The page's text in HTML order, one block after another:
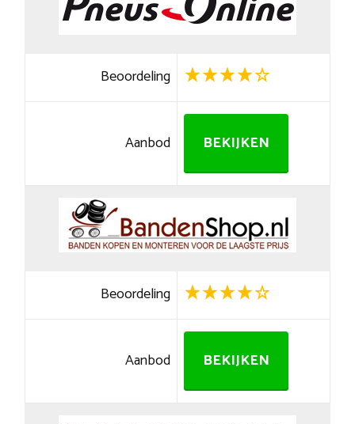
Beoordeling
Aanbod BEKIJKEN
Beoordeling
Aanbod BEKIJKEN